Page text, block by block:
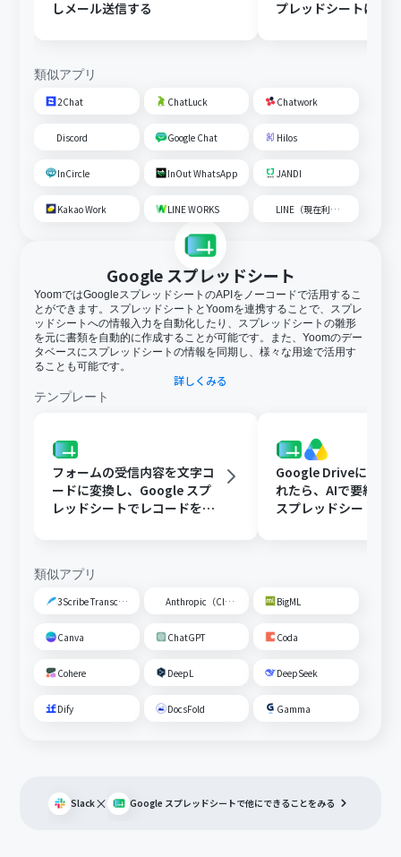
しメール送信する
プレッドシートにメ
類似アプリ
2Chat ChatLuck Chatwork
Discord Google Chat Hilos
InCircle InOut WhatsApp JANDI
Kakao Work LINE WORKS LINE（現在利用不可）
Google スプレッドシート
YoomではGoogleスプレッドシートのAPIをノーコードで活用するこ
とができます。スプレッドシートとYoomを連携することで、スプレ
ッドシートへの情報入力を自動化したり、スプレッドシートの雛形
を元に書類を自動的に作成することが可能です。また、Yoomのデー
タベースにスプレッドシートの情報を同期し、様々な用途で活用す
ることも可能です。
詳しくみる
テンプレート
フォームの受信内容を文字コ
ードに変換し、Google スプ
レッドシートでレコードを追
Google Driveに文書
れたら、AIで要約し
スプレッドシートの
類似アプリ
3Scribe Transcription Anthropic（Claude） BigML
Canva ChatGPT Coda
Cohere DeepL DeepSeek
Dify DocsFold Gamma
Slack× Google スプレッドシートで他にできることをみる